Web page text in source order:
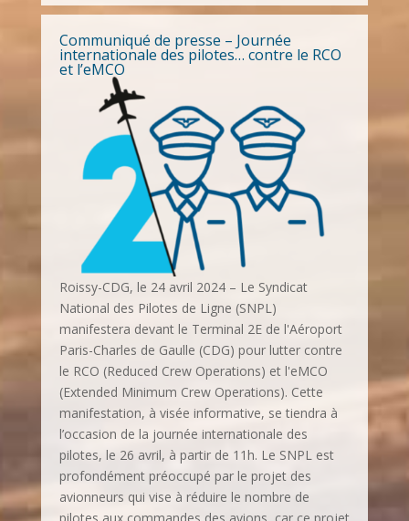
Communiqué de presse – Journée
internationale des pilotes… contre le RCO
et l’eMCO
Roissy-CDG, le 24 avril 2024 – Le Syndicat
National des Pilotes de Ligne (SNPL)
manifestera devant le Terminal 2E de l'Aéroport
Paris-Charles de Gaulle (CDG) pour lutter contre
le RCO (Reduced Crew Operations) et l'eMCO
(Extended Minimum Crew Operations). Cette
manifestation, à visée informative, se tiendra à
l’occasion de la journée internationale des
pilotes, le 26 avril, à partir de 11h. Le SNPL est
profondément préoccupé par le projet des
avionneurs qui vise à réduire le nombre de
pilotes aux commandes des avions, car ce projet